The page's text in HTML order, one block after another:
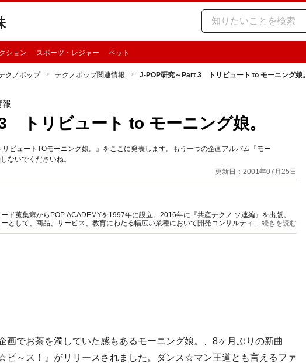
ション スポーツ・レジャー ペット
クノポップ テクノポップ関連情報 J-POP研究～Part 3 トリビュート to モーニング娘。
報
トリビュート to モーニング娘。
ビュートTOモーニング娘。』をここに発表します。もう一つの企画アルバム『モー
ないでくださいね。
更新日：2001年07月25日
ド蒐集癖からPOP ACADEMYを1997年に設立。2016年に『共産テクノ ソ連編』を出版。
として、商品、サービス、教育にわたる幅広い業種において開発コンサルティングに従事。
新。
...続きを読む
画でお茶を濁していた感もあるモーニング娘。、8ヶ月ぶりの新曲
☆ピ～ス！』がリリースされました。ダンス☆マン王道とも言えるファ